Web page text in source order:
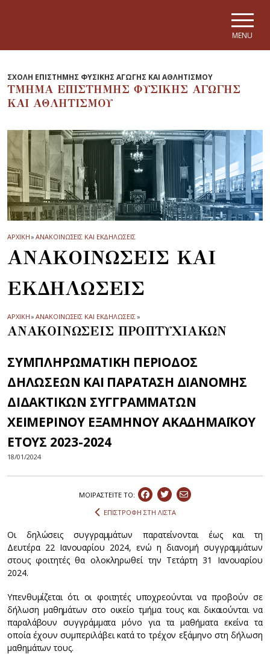
MENU
ΣΧΟΛΗ ΕΠΙΣΤΗΜΗΣ ΦΥΣΙΚΗΣ ΑΓΩΓΗΣ ΚΑΙ ΑΘΛΗΤΙΣΜΟΥ
ΤΜΗΜΑ ΕΠΙΣΤΗΜΗΣ ΦΥΣΙΚΗΣ ΑΓΩΓΗΣ
ΚΑΙ ΑΘΛΗΤΙΣΜΟΥ
ΑΡΧΙΚΗ» ΑΝΑΚΟΙΝΩΣΕΙΣ ΚΑΙ ΕΚΔΗΛΩΣΕΙΣ
ΑΝΑΚΟΙΝΩΣΕΙΣ ΚΑΙ
ΕΚΔΗΛΩΣΕΙΣ
ΑΡΧΙΚΗ» ΑΝΑΚΟΙΝΩΣΕΙΣ ΚΑΙ ΕΚΔΗΛΩΣΕΙΣ»
ΑΝΑΚΟΙΝΩΣΕΙΣ ΠΡΟΠΤΥΧΙΑΚΩΝ
ΣΥΜΠΛΗΡΩΜΑΤΙΚΗ ΠΕΡΙΟΔΟΣ
ΔΗΛΩΣΕΩΝ ΚΑΙ ΠΑΡΑΤΑΣΗ ΔΙΑΝΟΜΗΣ
ΔΙΔΑΚΤΙΚΩΝ ΣΥΓΓΡΑΜΜΑΤΩΝ
ΧΕΙΜΕΡΙΝΟΥ ΕΞΑΜΗΝΟΥ ΑΚΑΔΗΜΑΪΚΟΥ
ΕΤΟΥΣ 2023-2024
18/01/2024
ΜΟΙΡΑΣΤEIΤΕ ΤΟ:
ΕΠΙΣΤΡΟΦΗ ΣΤΗ ΛΙΣΤΑ
Οι δηλώσεις συγγραμμάτων παρατείνονται έως και τη
Δευτέρα 22 Ιανουαρίου 2024, ενώ η διανομή συγγραμμάτων
στους φοιτητές θα ολοκληρωθεί την Τετάρτη 31 Ιανουαρίου
2024.
Υπενθυμίζεται ότι οι φοιτητές υποχρεούνται να προβούν σε
δήλωση μαθημάτων στο οικείο τμήμα τους και δικαιούνται να
παραλάβουν συγγράμματα μόνο για τα μαθήματα εκείνα τα
οποία έχουν συμπεριλάβει κατά το τρέχον εξάμηνο στη δήλωση
μαθημάτων τους.